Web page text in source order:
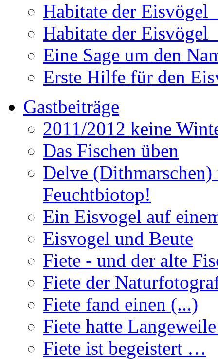
Habitate der
Habitate der
Eine Sage um den
Erste Hilfe für den
Gastbeiträge
2011/2012 keine
Das Fischen üben
Delve
Feuchtbiotop!
Ein Eisvogel auf
Eisvogel und Beute
Fiete - und der alte
Fiete der
Fiete fand einen (...)
Fiete hatte
Fiete ist begeistert …